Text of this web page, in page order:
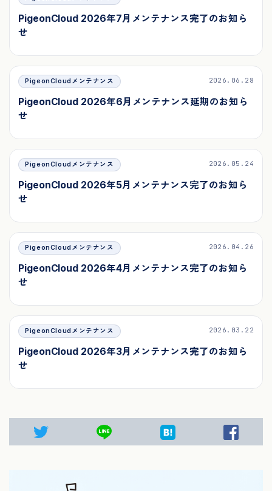
PigeonCloud 2026年7月メンテナンス完了のお知ら
せ
PigeonCloudメンテナンス 2026.06.28
PigeonCloud 2026年6月メンテナンス延期のお知ら
せ
PigeonCloudメンテナンス 2026.05.24
PigeonCloud 2026年5月メンテナンス完了のお知ら
せ
PigeonCloudメンテナンス 2026.04.26
PigeonCloud 2026年4月メンテナンス完了のお知ら
せ
PigeonCloudメンテナンス 2026.03.22
PigeonCloud 2026年3月メンテナンス完了のお知ら
せ